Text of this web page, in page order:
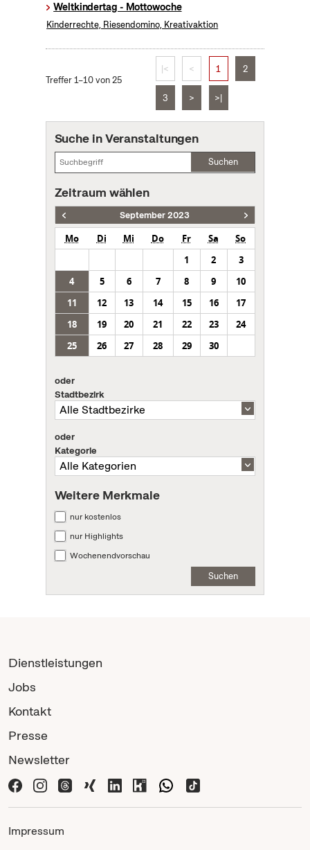
Weltkindertag - Mottowoche
Kinderrechte, Riesendomino, Kreativaktion
Treffer 1–10 von 25
|< < 1 2
3 > >|
Suche in Veranstaltungen
Suchen
Zeitraum wählen
September 2023
Mo Di Mi Do Fr Sa
So
1
2
3
4
5 6 7 8 9
10
11
12 13 14 15 16
17
18
19 20 21 22 23
24
25
26 27 28 29 30
oder
Stadtbezirk
oder
Kategorie
Weitere Merkmale
nur kostenlos
nur Highlights
Wochenendvorschau
Suchen
Dienstleistungen
Jobs
Kontakt
Presse
Newsletter
Impressum